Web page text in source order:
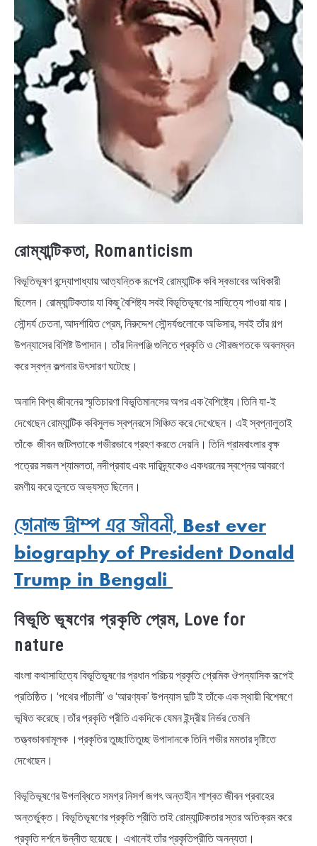
রোম্যান্টিকতা, Romanticism
বিভূতিভূষণ বন্দ্যোপাধ্যায় আত্যন্তিক রূপেই রোম্যান্টিক কবি স্বভাবের অধিকারী
ছিলেন। রোম্যান্টিকতায় যা কিছু বৈশিষ্ট্য সবই বিভূতিভূষণের সাহিত্যে পাওয়া যায়।
সৌন্দর্য চেতনা, আদর্শায়িত প্রেম, নিরুদ্দেশ সৌন্দর্যগুলোকে অভিসার, সবই তাঁর গল্প
উপন্যাসের বিশিষ্ট উপাদান। তাঁর দিনপঞ্জি গুলিতে প্রকৃতি ও সৌরজগতকে অবলম্বন
করে স্বপ্ন কল্পনার উৎসারণ ঘটেছে।
অনাদি বিশ্ব জীবনের স্মৃতিচারণা বিভূতিমানসের অপর এক বৈশিষ্ট্যে।তিনি যা-ই
দেখেছেন রোম্যান্টিক কবিসুলভ স্বপ্নরসে সিঞ্চিত করে দেখেছেন। এই স্বপ্নালুতাই
তাঁকে জীবন জটিলতাকে গভীরভাবে গ্রহণ করতে দেয়নি। তিনি গ্রামবাংলার বৃক্ষ
পত্রের সজল শ্যামলতা, নদীপ্রবাহ এবং দারিদ্র্যকেও একধরনের স্বপ্নের আবরণে
রমণীয় করে তুলতে অভ্যস্ত ছিলেন।
ডোনাল্ড ট্রাম্প এর জীবনী, Best ever
biography of President Donald
Trump in Bengali
বিভূতি ভূষণের প্রকৃতি প্রেম, Love for
nature
বাংলা কথাসাহিত্যে বিভূতিভূষণের প্রধান পরিচয় প্রকৃতি প্রেমিক ঔপন্যাসিক রূপেই
প্রতিষ্ঠিত। ‘পথের পাঁচালী’ ও ‘আরণ্যক’ উপন্যাস দুটি ই তাঁকে এক স্থায়ী বিশেষণে
ভূষিত করেছে।তাঁর প্রকৃতি প্রীতি একদিকে যেমন ইন্দ্রীয় নির্ভর তেমনি
তত্ত্বভাবনামূলক ।প্রকৃতির তুচ্ছাতিতুচ্ছ উপাদানকে তিনি গভীর মমতার দৃষ্টিতে
দেখেছেন।
বিভূতিভূষণের উপলব্ধিতে সমগ্র নিসর্গ জগৎ অন্তহীন শাশ্বত জীবন প্রবাহের
অন্তর্ভুক্ত। বিভূতিভূষণের প্রকৃতি প্রীতি তাই রোম্যান্টিকতার স্তর অতিক্রম করে
প্রকৃতি দর্শনে উন্নীত হয়েছে। এখানেই তাঁর প্রকৃতিপ্রীতি অনন্যতা।